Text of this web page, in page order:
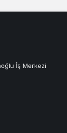
İş Merkezi